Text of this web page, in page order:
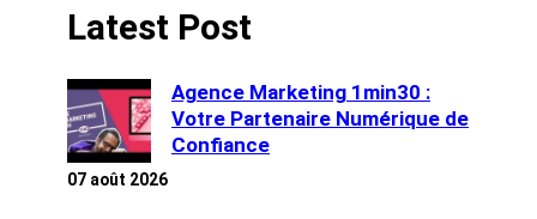
Latest Post
Agence Marketing 1min30 :
Votre Partenaire Numérique de
Confiance
07 août 2026